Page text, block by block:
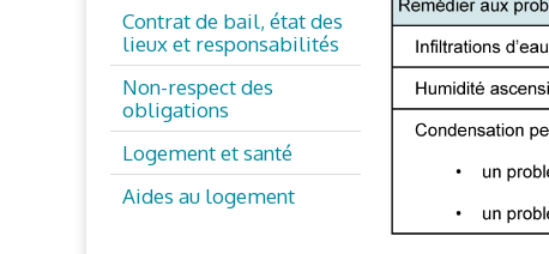
Contrat de bail, état des
lieux et responsabilités
Non-respect des
obligations
Logement et santé
Aides au logement